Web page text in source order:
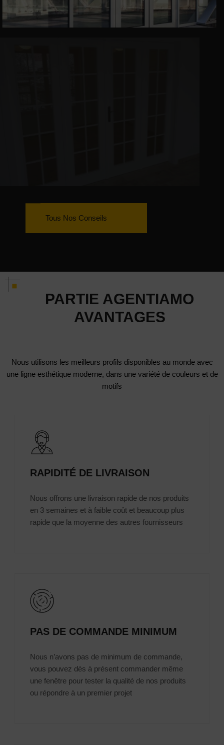
Tous Nos Conseils
PARTIE AGENTIAMO
AVANTAGES
Nous utilisons les meilleurs profils disponibles au monde avec
une ligne esthétique moderne, dans une variété de couleurs et de
motifs
RAPIDITÉ DE LIVRAISON
Nous offrons une livraison rapide de nos produits
en 3 semaines et à faible coût et beaucoup plus
rapide que la moyenne des autres fournisseurs
PAS DE COMMANDE MINIMUM
Nous n’avons pas de minimum de commande,
vous pouvez dès à présent commander même
une fenêtre pour tester la qualité de nos produits
ou répondre à un premier projet